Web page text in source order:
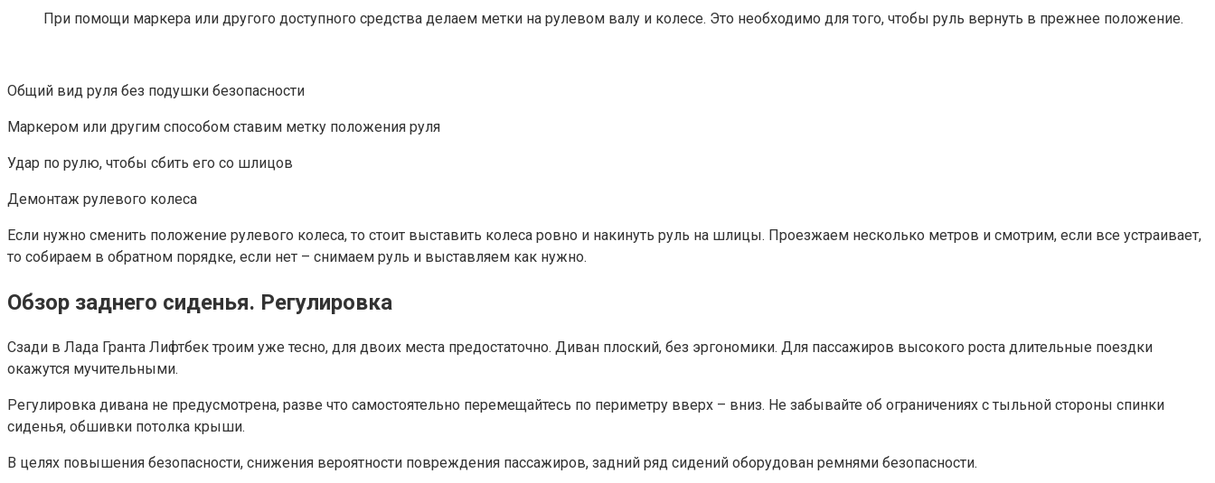
При помощи маркера или другого доступного средства делаем метки на рулевом валу и колесе. Это необходимо для того, чтобы руль вернуть в прежнее положение.
Общий вид руля без подушки безопасности
Маркером или другим способом ставим метку положения руля
Удар по рулю, чтобы сбить его со шлицов
Демонтаж рулевого колеса
Если нужно сменить положение рулевого колеса, то стоит выставить колеса ровно и накинуть руль на шлицы. Проезжаем несколько метров и смотрим, если все устраивает,
то собираем в обратном порядке, если нет – снимаем руль и выставляем как нужно.
Обзор заднего сиденья. Регулировка
Сзади в Лада Гранта Лифтбек троим уже тесно, для двоих места предостаточно. Диван плоский, без эргономики. Для пассажиров высокого роста длительные поездки
окажутся мучительными.
Регулировка дивана не предусмотрена, разве что самостоятельно перемещайтесь по периметру вверх – вниз. Не забывайте об ограничениях с тыльной стороны спинки
сиденья, обшивки потолка крыши.
В целях повышения безопасности, снижения вероятности повреждения пассажиров, задний ряд сидений оборудован ремнями безопасности.